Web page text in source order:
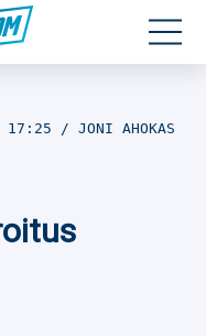
JONI AHOKAS